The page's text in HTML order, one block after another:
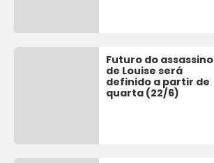
Futuro do assassino
de Louise será
definido a partir de
quarta (22/6)